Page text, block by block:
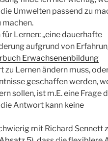
Umwelten passend zu
machen.
Lernen: „eine dauerhafte
aufgrund von
Erwachsenenbildung
zu Lernen ändern muss,
geschaffen werden,
sollen, ist m.E. eine Frage
Antwort kann keine
mit Richard Sennett